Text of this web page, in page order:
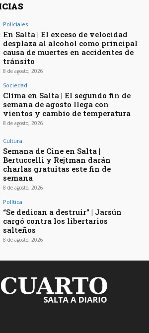
Policiales
En Salta | El exceso de velocidad
desplaza al alcohol como principal
causa de muertes en accidentes de
tránsito
8 de agosto, 2026
Sociedad
Clima en Salta | El segundo fin de
semana de agosto llega con
vientos y cambio de temperatura
8 de agosto, 2026
Cultura
Semana de Cine en Salta |
Bertuccelli y Rejtman darán
charlas gratuitas este fin de
semana
8 de agosto, 2026
Política
“Se dedican a destruir” | Jarsún
cargó contra los libertarios
salteños
8 de agosto, 2026